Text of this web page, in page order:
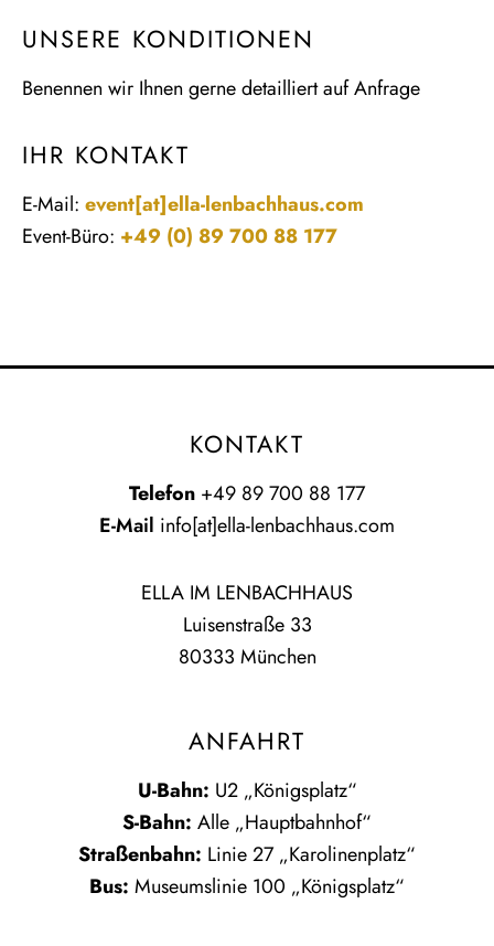
UNSERE KONDITIONEN
Benennen wir Ihnen gerne detailliert auf Anfrage
IHR KONTAKT
E-Mail: event[at]ella-lenbachhaus.com
Event-Büro: +49 (0) 89 700 88 177
KONTAKT
Telefon +49 89 700 88 177
E-Mail info[at]ella-lenbachhaus.com
ELLA IM LENBACHHAUS
Luisenstraße 33
80333 München
ANFAHRT
U-Bahn: U2 „Königsplatz“
S-Bahn: Alle „Hauptbahnhof“
Straßenbahn: Linie 27 „Karolinenplatz“
Bus: Museumslinie 100 „Königsplatz“